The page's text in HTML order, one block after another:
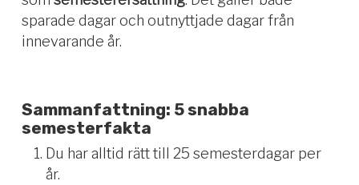
sparade dagar och outnyttjade dagar från
innevarande år.
Sammanfattning: 5 snabba
semesterfakta
Du har alltid rätt till 25 semesterdagar per
år.